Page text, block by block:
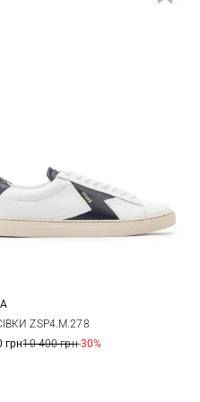
42
ZSP4.M.278
грн10 400 грн-30%